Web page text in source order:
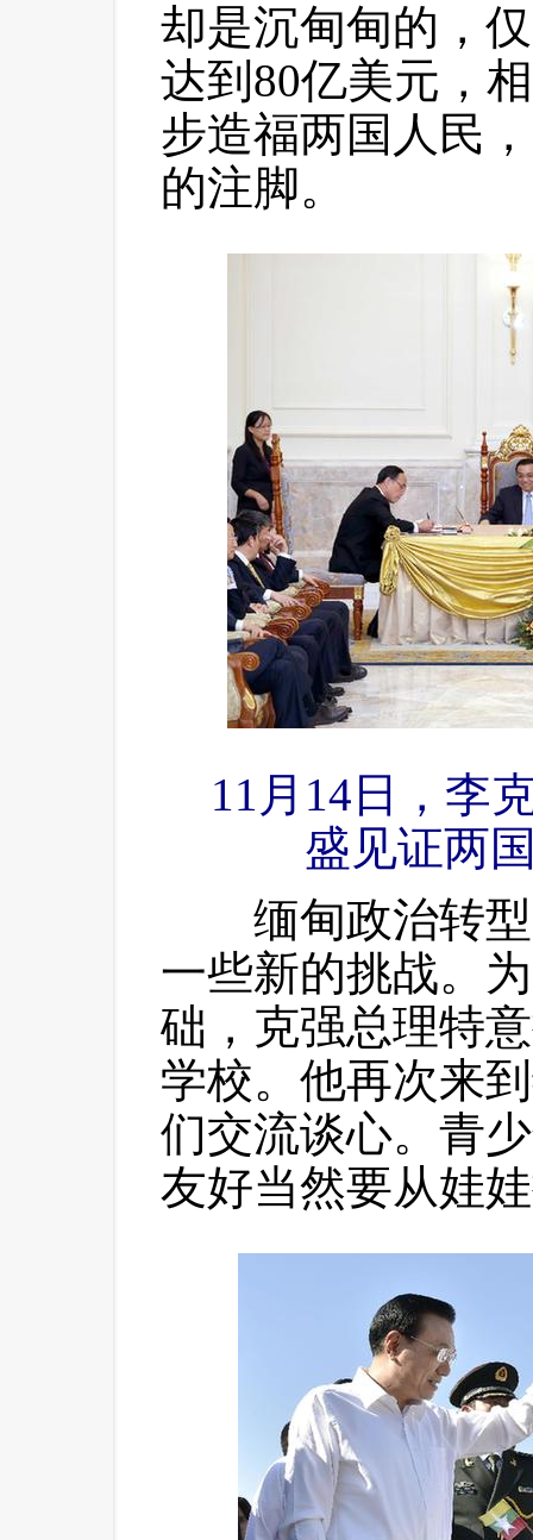
却是沉甸甸的，
达到80亿美元，
步造福两国人民
的注脚。
11月14日，李
盛见证两
缅甸政治转型
一些新的挑战。
础，克强总理特
学校。他再次来
们交流谈心。青
友好当然要从娃